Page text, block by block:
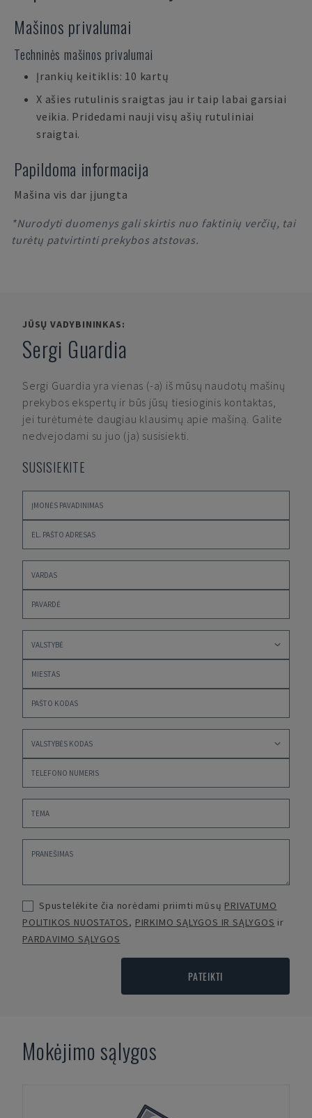
Mašinos privalumai
Techninės mašinos privalumai
Įrankių keitiklis: 10 kartų
X ašies rutulinis sraigtas jau ir taip labai garsiai
veikia. Pridedami nauji visų ašių rutuliniai
sraigtai.
Papildoma informacija
Mašina vis dar įjungta
*Nurodyti duomenys gali skirtis nuo faktinių verčių, tai
turėtų patvirtinti prekybos atstovas.
JŪSŲ VADYBININKAS:
Sergi Guardia
Sergi Guardia yra vienas (-a) iš mūsų naudotų mašinų
prekybos ekspertų ir būs jūsų tiesioginis kontaktas,
jei turėtumėte daugiau klausimų apie mašiną. Galite
nedvejodami su juo (ja) susisiekti.
SUSISIEKITE
Spustelėkite čia norėdami priimti mūsų PRIVATUMO
POLITIKOS NUOSTATOS, PIRKIMO SĄLYGOS IR SĄLYGOS ir
PARDAVIMO SĄLYGOS
PATEIKTI
Mokėjimo sąlygos